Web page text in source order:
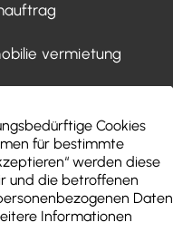
vermietung
Verwaltung